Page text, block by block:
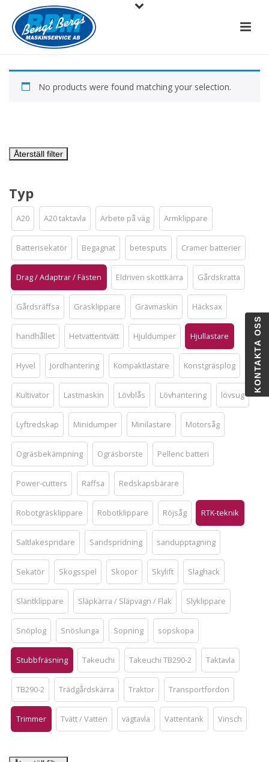
No products were found matching your selection.
Återställ filter
Typ
A20 A20 taktavla Arbete på väg Armklippare
Batterisekatör Begagnat betesputs Cramer batterier
Drag / Adaptrar / Fästen Eldriven skottkärra Gårdskratta
Gårdsräffsa Gräsklippare Grävmaskin Häcksax
handhållet Hetvattentvätt Hjuldumper Hjullastare
Hyvel Jordhantering Kompaktlastare Konstgräsplog
Kultivator Lastmaskin Lövblås Lövhantering lövsug
Lyftredskap Minidumper Minilastare Motorsåg
Ogräsbekämpning Ogräsborste Pellenc batteri
Power-cutters Räffsa Redskapsbärare
Robotgräsklippare Robotklippare Röjsåg RTK-teknik
Saltlakespridare Sandspridning sandupptagning
Sekatör Skogsspel Skopor Skylift Slaghack
Släntklippare Släpkärra / Släpvagn / Flak Slyklippare
Snöplog Snöslunga Sopning sopskopa
Stubbfräsning Takeuchi Takeuchi TB290-2 Taktavla
TB290-2 Trädgårdskärra Traktor Transportfordon
Trimmer Tvätt / Vatten vägtavla Vattentank Vinsch
KONTAKTA OSS